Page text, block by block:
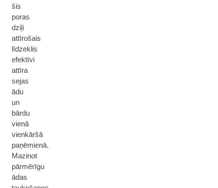
šis
poras
dziļi
attīrošais
līdzeklis
efektīvi
attīra
sejas
ādu
un
bārdu
vienā
vienkāršā
paņēmienā.
Mazinot
pārmērīgu
ādas